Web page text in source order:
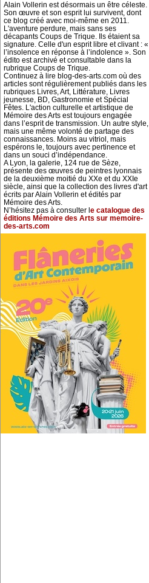
Alain Vollerin est désormais un être céleste.
Son œuvre et son esprit lui survivent, dont
ce blog créé avec moi-même en 2011.
L'aventure perdure, mais sans ses
décapants Coups de Trique. Ils étaient sa
signature. Celle d'un esprit libre et clivant : «
l’insolence en réponse à l’indolence ». Son
édito est archivé et consultable dans la
rubrique Coups de Trique.
Continuez à lire blog-des-arts.com où des
articles sont régulièrement publiés dans les
rubriques Livres, Art, Littérature, Livres
jeunesse, BD, Gastronomie et Spécial
Fêtes. L'action culturelle et artistique de
Mémoire des Arts est toujours engagée
dans l’esprit de transmission. Un autre style,
mais une même volonté de partage des
connaissances. Moins au vitriol, mais
espérons le, toujours avec pertinence et
dans un souci d’indépendance.
A Lyon, la galerie, 124 rue de Sèze,
présente des œuvres de peintres lyonnais
de la deuxième moitié du XXe et du XXIe
siècle, ainsi que la collection des livres d'art
écrits par Alain Vollerin et édités par
Mémoire des Arts.
N’hésitez pas à consulter l e catalogue des
éditions Mémoire des Arts sur memoire-
des-arts.com